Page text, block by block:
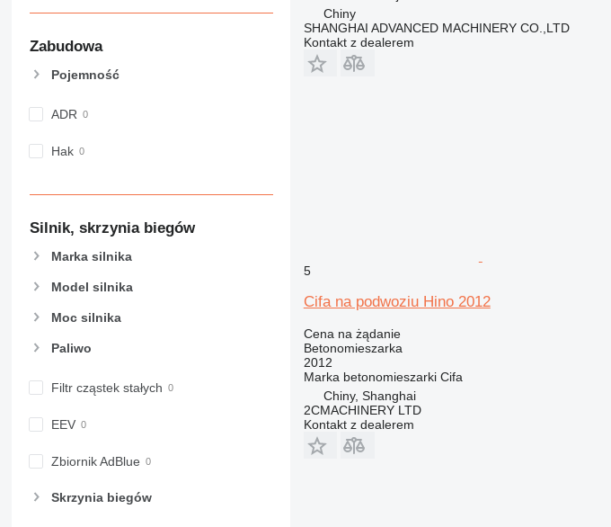
Zabudowa
Pojemność
ADR
Hak
Silnik, skrzynia biegów
Marka silnika
Model silnika
Moc silnika
Paliwo
Filtr cząstek stałych
EEV
Zbiornik AdBlue
Skrzynia biegów
Chiny
SHANGHAI ADVANCED MACHINERY CO.,LTD
Kontakt z dealerem
5
Cifa na podwoziu Hino 2012
Cena na żądanie
Betonomieszarka
2012
Marka betonomieszarki Cifa
Chiny, Shanghai
2CMACHINERY LTD
Kontakt z dealerem